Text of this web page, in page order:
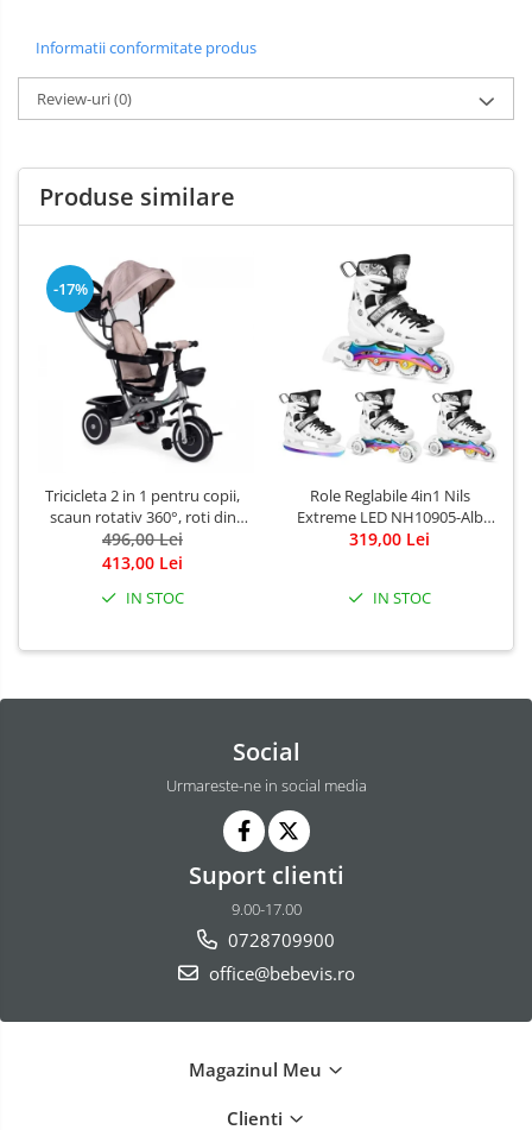
Informatii conformitate produs
Review-uri(0)
Produse similare
-17%
Tricicleta 2 in 1 pentru copii,
scaun rotativ 360°, roti din
spuma EVA, Ecotoys WQL-
066-52
496,00 Lei
413,00 Lei
IN STOC
Role Reglabile 4in1 Nils
Extreme LED NH10905-Alb
curcubeu
319,00 Lei
IN STOC
Social
Urmareste-ne in social media
Suport clienti
9.00-17.00
0728709900
office@bebevis.ro
Magazinul Meu
Clienti